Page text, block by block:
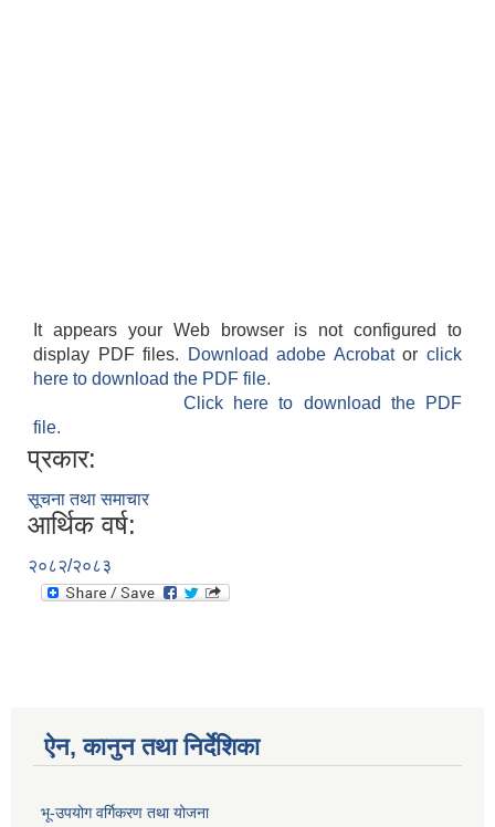
It appears your Web browser is not configured to
display PDF files.
Download adobe Acrobatorclick
here to download the PDF file.
Click here to download the PDF
file.
प्रकार:
सूचना तथा समाचार
आर्थिक वर्ष:
२०८२/२०८३
ऐन, कानुन तथा निर्देशिका
भू-उपयोग वर्गिकरण तथा योजना